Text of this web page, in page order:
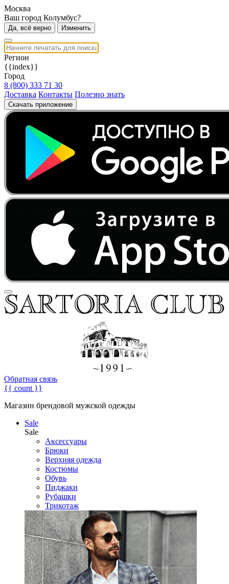
Москва
Ваш город Колумбус?
Да, всё верно Изменить
Регион
{{index}}
Город
8 (800) 333 71 30
Доставка Контакты Полезно знать
Скачать приложение
Обратная связь
{{ count }}
Магазин брендовой мужской одежды
Sale
Sale
Аксессуары
Брюки
Верхняя одежда
Костюмы
Обувь
Пиджаки
Рубашки
Трикотаж